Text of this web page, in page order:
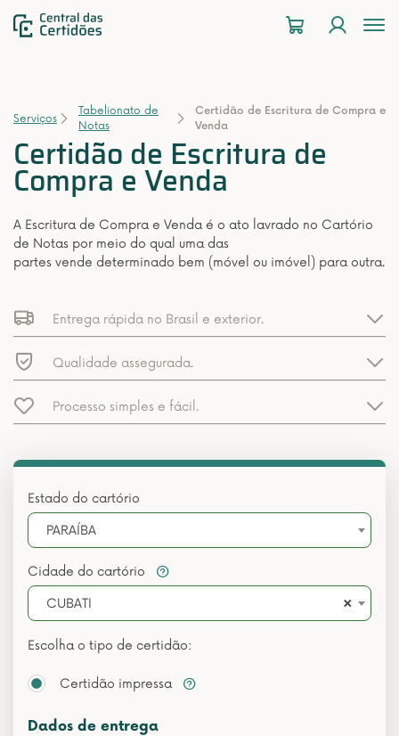
Serviços
Tabelionato de
Notas
Certidão de Escritura de Compra e
Venda
Certidão de Escritura de
Compra e Venda
A Escritura de Compra e Venda é o ato lavrado no Cartório
de Notas por meio do qual uma das
partes vende determinado bem (móvel ou imóvel) para outra.
Entrega rápida no Brasil e exterior.
Qualidade assegurada.
Processo simples e fácil.
Estado do cartório
PARAÍBA
Cidade do cartório
×
CUBATI
Escolha o tipo de certidão:
Certidão impressa
Dados de entrega